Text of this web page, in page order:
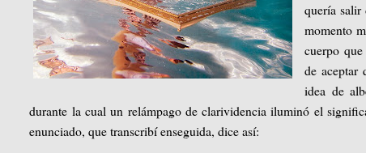
quería
momento
cuerpo
de aceptar
idea de
durante la cual un relámpago de clarividencia iluminó el
enunciado, que transcribí enseguida, dice así: